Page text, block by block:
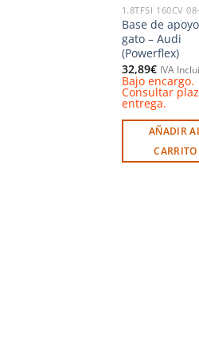
1.8TFSI 160CV
Base de
gato – Audi
(Powerflex)
32,89€ IVA
Bajo encargo.
Consultar
entrega.
AÑADIR
CARRITO